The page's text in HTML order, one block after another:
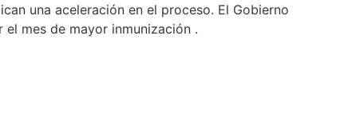
una aceleración en el proceso. El Gobierno
mes de mayor inmunización .